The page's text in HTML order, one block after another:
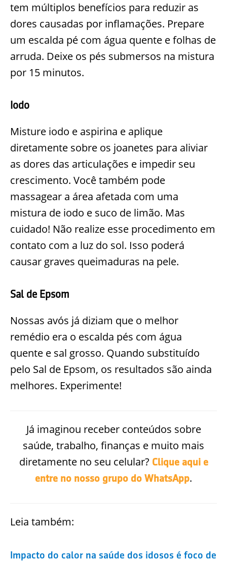
tem múltiplos benefícios para reduzir as
dores causadas por inflamações. Prepare
um escalda pé com água quente e folhas de
arruda. Deixe os pés submersos na mistura
por 15 minutos.
Iodo
Misture iodo e aspirina e aplique
diretamente sobre os joanetes para aliviar
as dores das articulações e impedir seu
crescimento. Você também pode
massagear a área afetada com uma
mistura de iodo e suco de limão. Mas
cuidado! Não realize esse procedimento em
contato com a luz do sol. Isso poderá
causar graves queimaduras na pele.
Sal de Epsom
Nossas avós já diziam que o melhor
remédio era o escalda pés com água
quente e sal grosso. Quando substituído
pelo Sal de Epsom, os resultados são ainda
melhores. Experimente!
Já imaginou receber conteúdos sobre
saúde, trabalho, finanças e muito mais
diretamente no seu celular? Clique aqui e
entre no nosso grupo do WhatsApp.
Leia também:
Impacto do calor na saúde dos idosos é foco de